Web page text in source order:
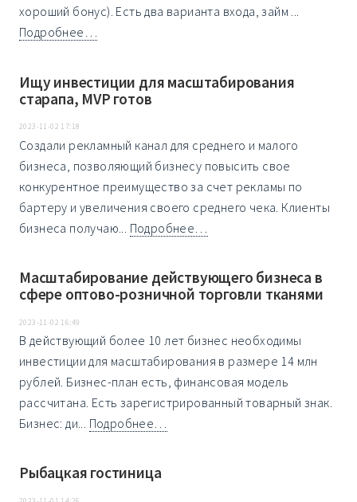
хороший бонус). Есть два варианта входа, займ ...
Подробнее…
Ищу инвестиции для масштабирования
старапа, MVP готов
2023-11-02 17:18
Создали рекламный канал для среднего и малого
бизнеса, позволяющий бизнесу повысить свое
конкурентное преимущество за счет рекламы по
бартеру и увеличения своего среднего чека. Клиенты
бизнеса получаю... Подробнее…
Масштабирование действующего бизнеса в
сфере оптово-розничной торговли тканями
2023-11-02 16:49
В действующий более 10 лет бизнес необходимы
инвестиции для масштабирования в размере 14 млн
рублей. Бизнес-план есть, финансовая модель
рассчитана. Есть зарегистрированный товарный знак.
Бизнес: ди... Подробнее…
Рыбацкая гостиница